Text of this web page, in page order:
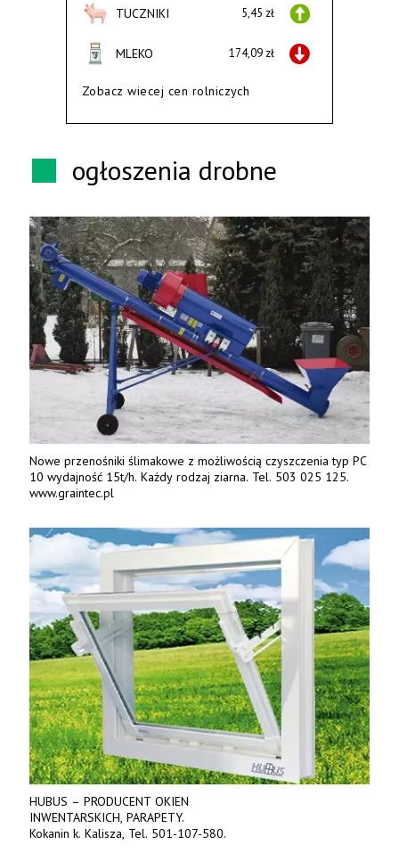
TUCZNIKI 5,45 zł
MLEKO 174,09 zł
Zobacz wiecej cen rolniczych
ogłoszenia drobne
Nowe przenośniki ślimakowe z możliwością czyszczenia typ PC
10 wydajność 15t/h. Każdy rodzaj ziarna. Tel. 503 025 125.
www.graintec.pl
HUBUS – PRODUCENT OKIEN
INWENTARSKICH, PARAPETY.
Kokanin k. Kalisza, Tel. 501-107-580.